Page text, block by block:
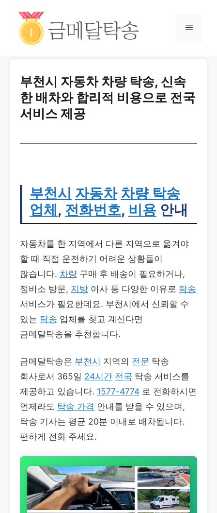
부천시 자동차 차량 탁송, 신속
한 배차와 합리적 비용으로 전국
서비스 제공
부천시 자동차 차량 탁송
업체 , 전화번호, 비용 안내
자동차를 한 지역에서 다른 지역으로 옮겨야
할 때 직접 운전하기 어려운 상황들이
많습니다. 차량 구매 후 배송이 필요하거나,
정비소 방문, 지방 이사 등 다양한 이유로 탁송
서비스가 필요한데요. 부천시에서 신뢰할 수
있는 탁송 업체를 찾고 계신다면
금메달탁송을 추천합니다.
금메달탁송은 부천시 지역의 전문 탁송
회사로서 365일 24시간 전국 탁송 서비스를
제공하고 있습니다. 1577-4774 로 전화하시면
언제라도 탁송 가격 안내를 받을 수 있으며,
탁송 기사는 평균 20분 이내로 배차됩니다.
편하게 전화 주세요.